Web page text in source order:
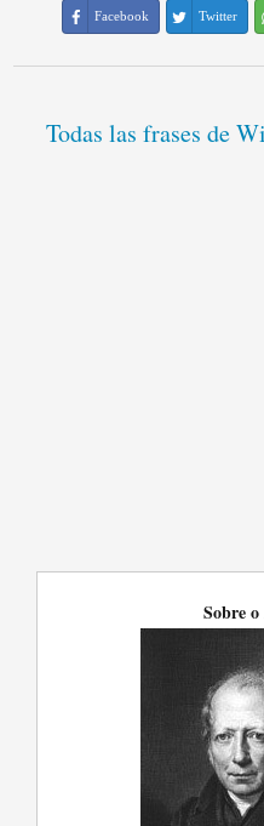
Facebook Twitter
Todas las frases de
Sobre